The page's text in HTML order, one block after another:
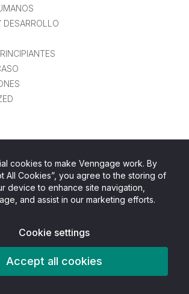
cookies to make Venngage work. By
All Cookies”, you agree to the storing of
device to enhance site navigation,
and assist in our marketing efforts.
Cookie settings
Accept all cookies
DESARROLLO